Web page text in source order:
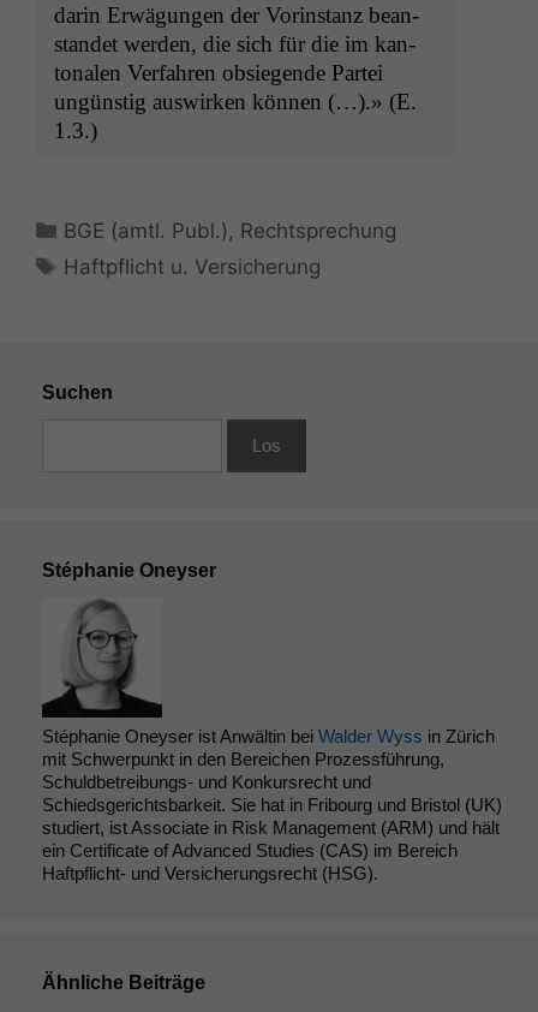
darin Erwä­gun­gen der Vorin­stanz bean­
standet wer­den, die sich für die im kan­
tonalen Ver­fahren obsiegende Partei
ungün­stig auswirken kön­nen (…).» (E.
1.3.)
Kategorien
BGE (amtl. Publ.) , Rechtsprechung
Schlagwörter
Haftpflicht u. Versicherung
Suchen
Stéphanie Oneyser
Stéphanie Oneyser ist Anwältin bei Walder Wyss in Zürich
mit Schwerpunkt in den Bereichen Prozessführung,
Schuldbetreibungs- und Konkursrecht und
Schiedsgerichtsbarkeit. Sie hat in Fribourg und Bristol (UK)
studiert, ist Associate in Risk Management (ARM) und hält
ein Certificate of Advanced Studies (CAS) im Bereich
Haftpflicht- und Versicherungsrecht (HSG).
Ähnliche Beiträge